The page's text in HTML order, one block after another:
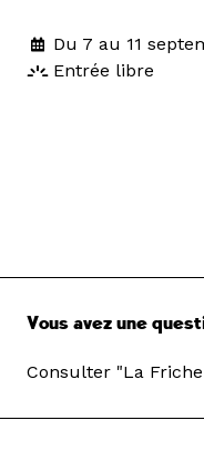
Du 7 au 11
Entrée libre
Vous avez une
Consulter "La